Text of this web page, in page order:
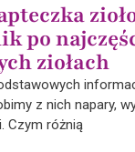
po
ziołach
z nich napary,
Czym różnią